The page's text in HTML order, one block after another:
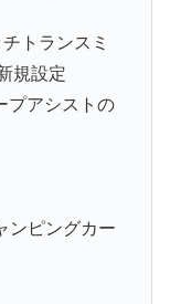
トランスミ
規設定
プアシストの
ンピングカー